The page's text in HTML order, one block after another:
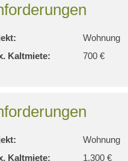
Wohnung
Kaltmiete:
700 €
Wohnung
Kaltmiete:
1.300 €